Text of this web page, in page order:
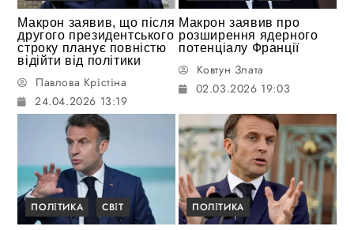
Макрон заявив, що після
другого президентського
строку планує повністю
відійти від політики
Павлова Крістіна
24.04.2026 13:19
Макрон заявив про
розширення ядерного
потенціалу Франції
Ковтун Злата
02.03.2026 19:03
ПОЛІТИКА СВІТ ПОЛІТИКА